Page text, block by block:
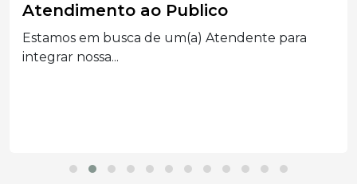
Auxiliar administrado
Graduação completa ou cursando
Administração, Processos Gerenciais e áreas...